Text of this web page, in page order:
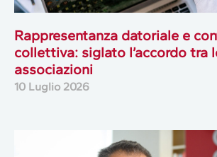
Rappresentanza datoriale e
collettiva: siglato l’accordo tra
associazioni
10 Luglio 2026